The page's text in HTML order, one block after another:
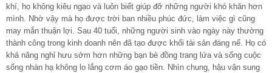
khí, họ không kiêu ngạo và luôn biết giúp đỡ những người khó khăn hơn
mình. Nhờ vậy mà họ được trời ban nhiều phúc đức, làm việc gì cũng
may mắn thuận lợi. Sau 40 tuổi, những người sinh vào ngày này thường
thành công trong kinh doanh nên đã tạo được khối tài sản đáng nể. Họ có
khả năng nghỉ hưu sớm hơn những bạn bè đồng trang lứa và sống cuộc
sống nhàn hạ không lo lắng cơm áo gạo tiền. Nhìn chung, hậu vận sung